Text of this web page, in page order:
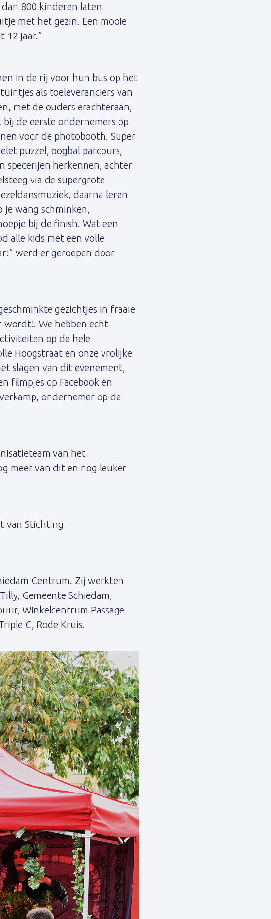
800 kinderen laten
met het gezin. Een mooie
12 jaar.”
in de rij voor hun bus op het
als toeleveranciers van
met de ouders erachteraan,
de eerste ondernemers op
voor de photobooth. Super
puzzel, oogbal parcours,
specerijen herkennen, achter
via de supergrote
daarna leren
je wang schminken,
bij de finish. Wat een
alle kids met een volle
werd er geroepen door
gezichtjes in fraaie
wordt!. We hebben echt
op de hele
Hoogstraat en onze vrolijke
slagen van dit evenement,
filmpjes op Facebook en
ondernemer op de
van het
meer van dit en nog leuker
van Stichting
Centrum. Zij werkten
Gemeente Schiedam,
Winkelcentrum Passage
C, Rode Kruis.